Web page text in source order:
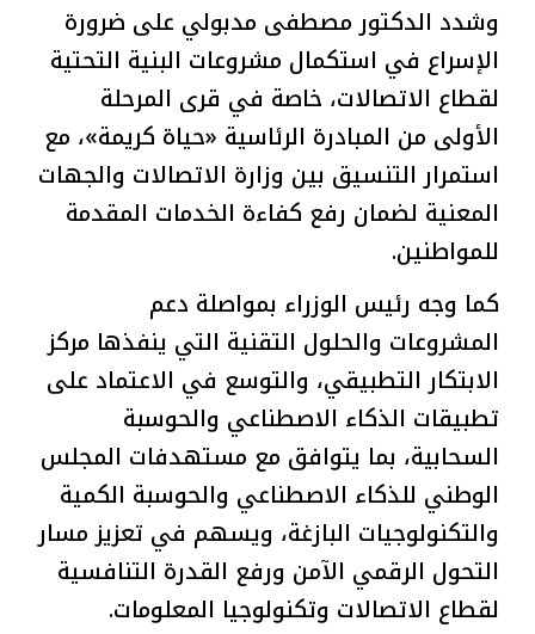
وشدد الدكتور مصطفى مدبولي على ضرورة
الإسراع في استكمال مشروعات البنية التحتية
لقطاع الاتصالات، خاصة في قرى المرحلة
الأولى من المبادرة الرئاسية «حياة كريمة»، مع
استمرار التنسيق بين وزارة الاتصالات والجهات
المعنية لضمان رفع كفاءة الخدمات المقدمة
للمواطنين.
كما وجه رئيس الوزراء بمواصلة دعم
المشروعات والحلول التقنية التي ينفذها مركز
الابتكار التطبيقي، والتوسع في الاعتماد على
تطبيقات الذكاء الاصطناعي والحوسبة
السحابية، بما يتوافق مع مستهدفات المجلس
الوطني للذكاء الاصطناعي والحوسبة الكمية
والتكنولوجيات البازغة، ويسهم في تعزيز مسار
التحول الرقمي الآمن ورفع القدرة التنافسية
لقطاع الاتصالات وتكنولوجيا المعلومات.